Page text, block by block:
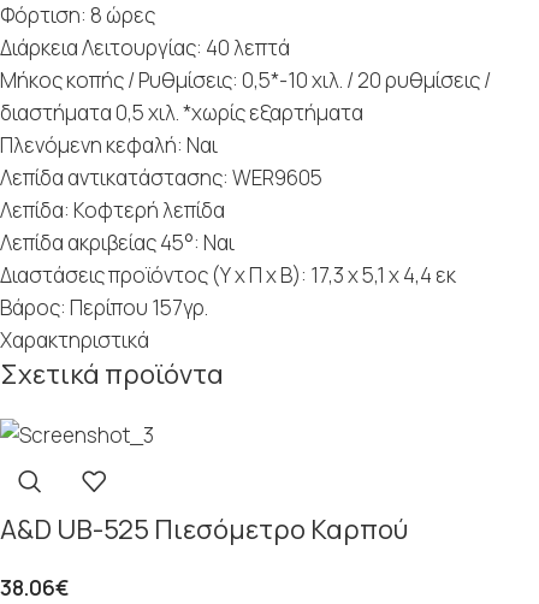
Φόρτιση: 8 ώρες
Διάρκεια Λειτουργίας: 40 λεπτά
Μήκος κοπής / Ρυθμίσεις: 0,5*-10 χιλ. / 20 ρυθμίσεις /
διαστήματα 0,5 χιλ. *χωρίς εξαρτήματα
Πλενόμενη κεφαλή: Ναι
Λεπίδα αντικατάστασης: WER9605
Λεπίδα: Κοφτερή λεπίδα
Λεπίδα ακριβείας 45°: Ναι
Διαστάσεις προϊόντος (Υ x Π x Β): 17,3 x 5,1 x 4,4 εκ
Βάρος: Περίπου 157γρ.
Χαρακτηριστικά
Σχετικά προϊόντα
A&D UB-525 Πιεσόμετρο Καρπού
38.06€